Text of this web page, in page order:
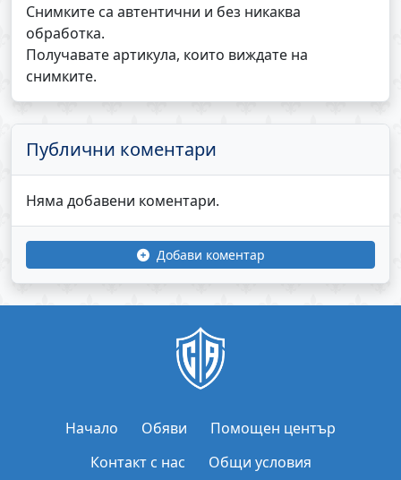
Снимките са автентични и без никаква
обработка.
Получавате артикула, които виждате на
снимките.
Публични коментари
Няма добавени коментари.
Добави коментар
Начало Обяви
Помощен център
Контакт с нас
Общи условия